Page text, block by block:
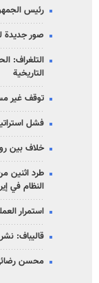
رئيس
صور جديدة
التلغراف:
التاريخية
توقف غير
فشل
خلاف بين
طرد اثنين
النظام في
استمرار
قاليباف:
محسن